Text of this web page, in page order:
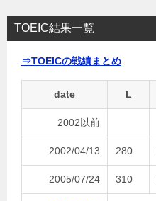
TOEIC結果一覧
⇒TOEICの戦績まとめ
date L
2002以前
2002/04/13 280
2005/07/24 310